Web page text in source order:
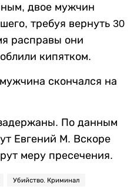
двое мужчин
требуя вернуть 30
расправы они
кипятком.
скончался на
По данным
Евгений М. Вскоре
меру пресечения.
Убийство. Криминал